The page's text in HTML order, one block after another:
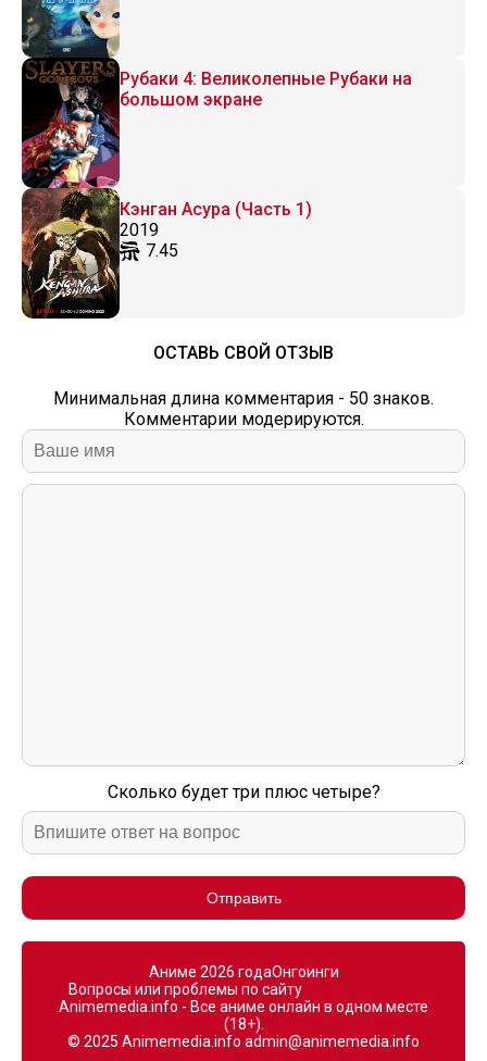
Рубаки 4: Великолепные Рубаки на
большом экране
Кэнган Асура (Часть 1)
2019
7.45
ОСТАВЬ СВОЙ ОТЗЫВ
Минимальная длина комментария - 50 знаков.
Комментарии модерируются.
Сколько будет три плюс четыре?
Отправить
Аниме 2026 годаОнгоинги
Вопросы или проблемы по сайту
Animemedia.info - Все аниме онлайн в одном месте
(18+).
© 2025 Animemedia.info admin@animemedia.info